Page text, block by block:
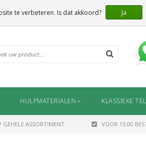
HULPMATERIALEN KLASSIEKE
ASSORTIMENT VOOR 15:00
te verbeteren. Is dat akkoord? Ja